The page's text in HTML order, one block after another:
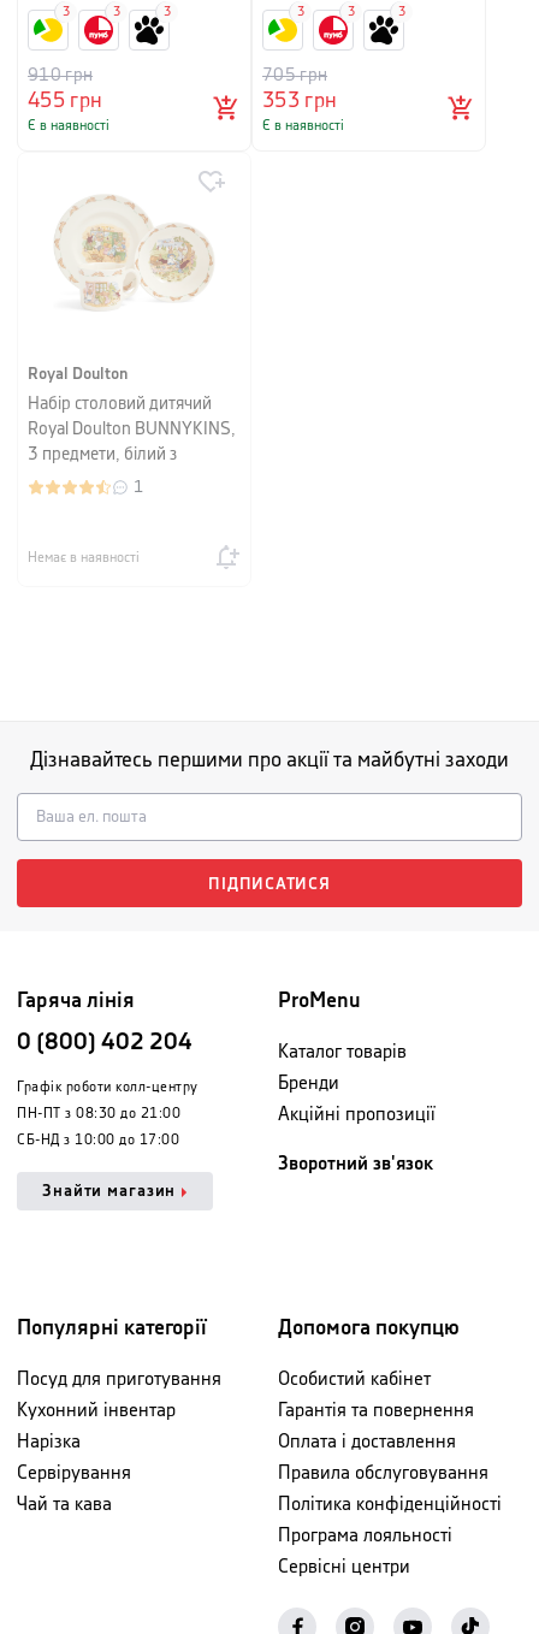
455грн
910грн
Є в наявності
3 3 3
353 грн
705грн
Є в наявності
3 3 3
Royal Doulton
Набір столовий дитячий
Royal Doulton BUNNYKINS,
3 предмети, білий з
малюнком
1
Немає в наявності
Дізнавайтесь першими про акції та майбутні заходи
ПІДПИСАТИСЯ
Гаряча лінія
0 (800) 402 204
Графік роботи колл-центру
ПН-ПТ з 08:30 до 21:00
СБ-НД з 10:00 до 17:00
Знайти магазин
ProMenu
Каталог товарів
Бренди
Акційні пропозиції
Зворотний зв'язок
Популярні категорії
Посуд для приготування
Кухонний інвентар
Нарізка
Сервірування
Чай та кава
Допомога покупцю
Особистий кабінет
Гарантія та повернення
Оплата і доставлення
Правила обслуговування
Політика конфіденційності
Програма лояльності
Сервісні центри